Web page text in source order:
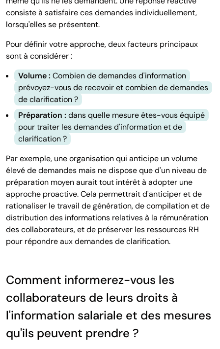
consiste à satisfaire ces demandes individuellement,
lorsqu'elles se présentent.
Pour définir votre approche, deux facteurs principaux
sont à considérer :
Volume : Combien de demandes d'information
prévoyez-vous de recevoir et combien de demandes
de clarification ?
Préparation : dans quelle mesure êtes-vous équipé
pour traiter les demandes d'information et de
clarification ?
Par exemple, une organisation qui anticipe un volume
élevé de demandes mais ne dispose que d'un niveau de
préparation moyen aurait tout intérêt à adopter une
approche proactive. Cela permettrait d'anticiper et de
rationaliser le travail de génération, de compilation et de
distribution des informations relatives à la rémunération
des collaborateurs, et de préserver les ressources RH
pour répondre aux demandes de clarification.
Comment informerez-vous les
collaborateurs de leurs droits à
l'information salariale et des mesures
qu'ils peuvent prendre ?